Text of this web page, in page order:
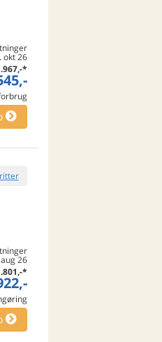
okt 26
*
26
*